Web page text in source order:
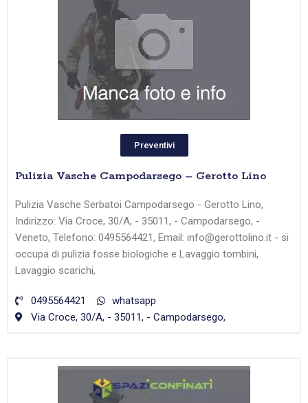
Preventivi
Pulizia Vasche Campodarsego – Gerotto Lino
Pulizia Vasche Serbatoi Campodarsego - Gerotto Lino,
Indirizzo: Via Croce, 30/A, - 35011, - Campodarsego, -
Veneto, Telefono: 0495564421, Email: info@gerottolino.it - si
occupa di pulizia fosse biologiche e Lavaggio tombini,
Lavaggio scarichi,
0495564421
whatsapp
Via Croce, 30/A, - 35011, - Campodarsego,